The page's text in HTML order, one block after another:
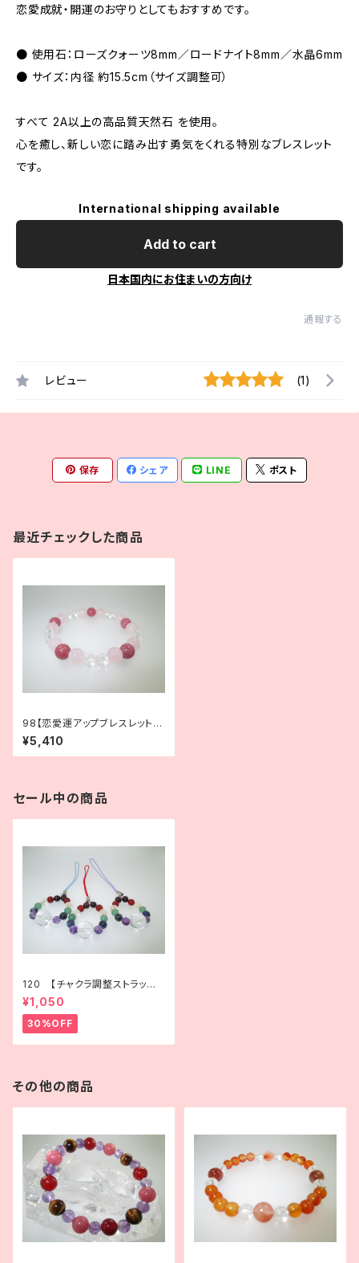
恋愛成就・開運のお守りとしてもおすすめです。
● 使用石：ローズクォーツ8mm／ロードナイト8mm／水晶6mm
● サイズ：内径 約15.5cm（サイズ調整可）
すべて 2A以上の高品質天然石 を使用。
心を癒し、新しい恋に踏み出す勇気をくれる特別なブレスレット
です。
International shipping available
Add to cart
日本国内にお住まいの方向け
通報する
レビュー (1)
保存 シェア LINE ポスト
最近チェックした商品
98【恋愛運アップブレスレット】
次の恋に踏み出したいときに｜
ローズクォーツ×ロードナイト×
水晶
¥5,410
セール中の商品
120 【チャクラ調整ストラップ】
心身のバランスを整える天然石
アクセサリー
¥1,050
30%OFF
その他の商品